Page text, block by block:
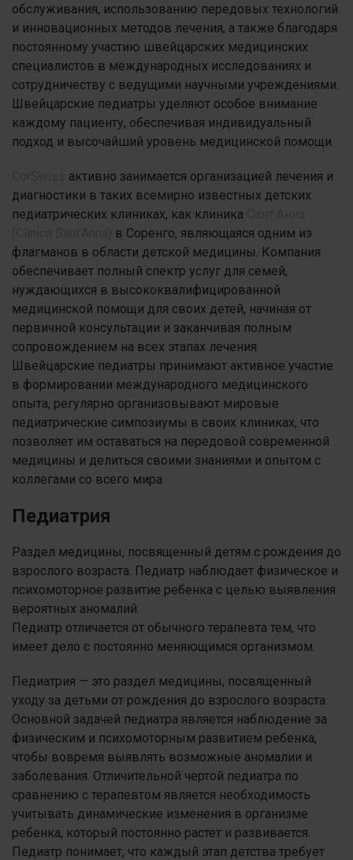
обслуживания, использованию передовых технологий
и инновационных методов лечения, а также благодаря
постоянному участию швейцарских медицинских
специалистов в международных исследованиях и
сотрудничеству с ведущими научными учреждениями.
Швейцарские педиатры уделяют особое внимание
каждому пациенту, обеспечивая индивидуальный
подход и высочайший уровень медицинской помощи.
активно занимается организацией лечения и
диагностики в таких всемирно известных детских
педиатрических клиниках, как клиника
в Соренго, являющаяся одним из
флагманов в области детской медицины. Компания
обеспечивает полный спектр услуг для семей,
нуждающихся в высококвалифицированной
медицинской помощи для своих детей, начиная от
первичной консультации и заканчивая полным
сопровождением на всех этапах лечения.
Швейцарские педиатры принимают активное участие
в формировании международного медицинского
опыта, регулярно организовывают мировые
педиатрические симпозиумы в своих клиниках, что
позволяет им оставаться на передовой современной
медицины и делиться своими знаниями и опытом с
коллегами со всего мира.
Педиатрия
Раздел медицины, посвященный детям с рождения до
взрослого возраста. Педиатр наблюдает физическое и
психомоторное развитие ребенка с целью выявления
вероятных аномалий.
Педиатр отличается от обычного терапевта тем, что
имеет дело с постоянно меняющимся организмом.
Педиатрия — это раздел медицины, посвященный
уходу за детьми от рождения до взрослого возраста.
Основной задачей педиатра является наблюдение за
физическим и психомоторным развитием ребенка,
чтобы вовремя выявлять возможные аномалии и
заболевания. Отличительной чертой педиатра по
сравнению с терапевтом является необходимость
учитывать динамические изменения в организме
ребенка, который постоянно растет и развивается.
Педиатр понимает, что каждый этап детства требует